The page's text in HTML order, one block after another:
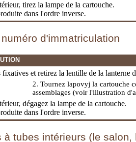
tirez la lampe de la cartouche.
dans l'ordre inverse.
d'immatriculation
et retirez la lentille de la lanterne
2. Tournez lapovyj la cartouche
assemblages (voir l'illustration
dégagez la lampe de la cartouche.
dans l'ordre inverse.
à tubes intérieurs (le salon,